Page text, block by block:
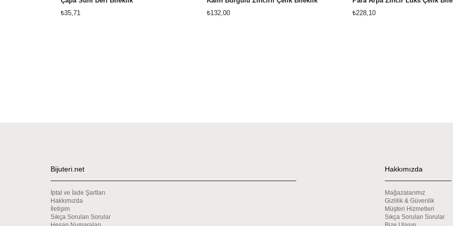
₺35,71
₺132,00
₺228,10
Bijuteri.net
İptal ve İade Şartları
Hakkımızda
İletişim
Sıkça Sorulan Sorular
Hakkımızda
Mağazalarımız
Gizlilik & Güvenlik
Müşteri Hizmetleri
Sıkça Sorulan Sorular